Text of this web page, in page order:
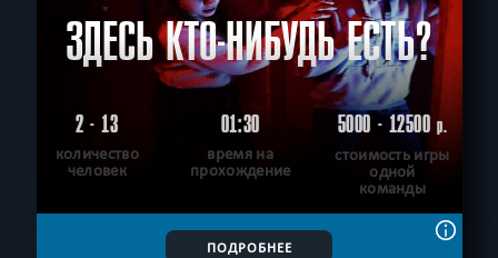
ЗДЕСЬ КТО-НИБУДЬ ЕСТЬ?
2 - 13
количество
человек
01:30
время на
прохождение
5000 - 12500р.
стоимость игры
одной
команды
ПОДРОБНЕЕ